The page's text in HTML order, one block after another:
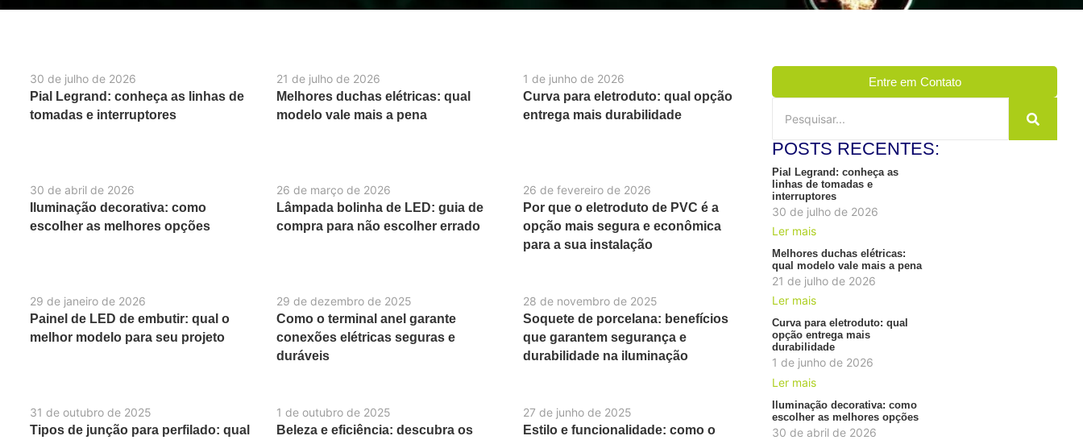
30 de julho de 2026
Pial Legrand: conheça as linhas de
tomadas e interruptores
21 de julho de 2026
Melhores duchas elétricas: qual
modelo vale mais a pena
1 de junho de 2026
Curva para eletroduto: qual opção
entrega mais durabilidade
30 de abril de 2026
Iluminação decorativa: como
escolher as melhores opções
26 de março de 2026
Lâmpada bolinha de LED: guia de
compra para não escolher errado
26 de fevereiro de 2026
Por que o eletroduto de PVC é a
opção mais segura e econômica
para a sua instalação
29 de janeiro de 2026
Painel de LED de embutir: qual o
melhor modelo para seu projeto
29 de dezembro de 2025
Como o terminal anel garante
conexões elétricas seguras e
duráveis
28 de novembro de 2025
Soquete de porcelana: benefícios
que garantem segurança e
durabilidade na iluminação
31 de outubro de 2025
Tipos de junção para perfilado: qual
1 de outubro de 2025
Beleza e eficiência: descubra os
27 de junho de 2025
Estilo e funcionalidade: como o
Entre em Contato
POSTS RECENTES:
Pial Legrand: conheça as
linhas de tomadas e
interruptores
30 de julho de 2026
Ler mais
Melhores duchas elétricas:
qual modelo vale mais a pena
21 de julho de 2026
Ler mais
Curva para eletroduto: qual
opção entrega mais
durabilidade
1 de junho de 2026
Ler mais
Iluminação decorativa: como
escolher as melhores opções
30 de abril de 2026